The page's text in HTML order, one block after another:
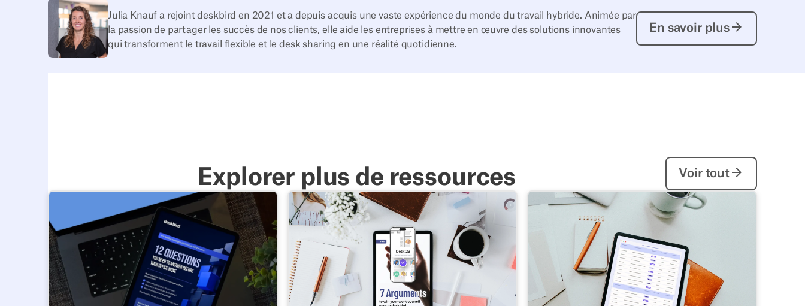
Julia Knauf a rejoint deskbird en 2021 et a depuis acquis une vaste expérience du monde du travail hybride. Animée par
la passion de partager les succès de nos clients, elle aide les entreprises à mettre en œuvre des solutions innovantes
qui transforment le travail flexible et le desk sharing en une réalité quotidienne.
En savoir plus
En savoir plus
Explorer plus de ressources
Voir tout
Voir tout
Posez-vous ces 12 questions avant de démenager de votre bureauGuide : 7 arguments pour convaincre votre comité d'entreprise d'adopter deskbirdLogiciel de Desk Booking et de gestion de l'espace de travail